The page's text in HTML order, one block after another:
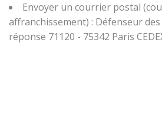
Envoyer un courrier postal
affranchissement) : Défenseur
réponse 71120 - 75342 Paris